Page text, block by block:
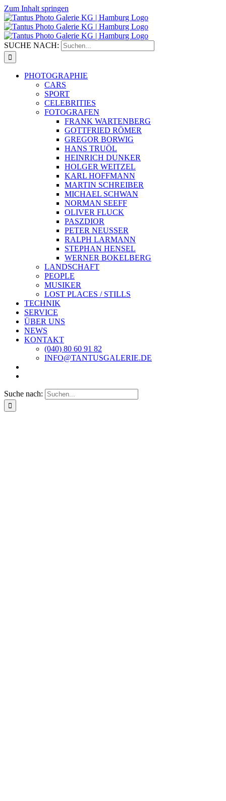
Zum Inhalt springen
SUCHE NACH:
PHOTOGRAPHIE
CARS
SPORT
CELEBRITIES
FOTOGRAFEN
FRANK WARTENBERG
GOTTFRIED RÖMER
GREGOR BORWIG
HANS TRUÖL
HEINRICH DUNKER
HOLGER WEITZEL
KARL HOFFMANN
MARTIN SCHREIBER
MICHAEL SCHWAN
NORMAN SEEFF
OLIVER FLUCK
PASZDIOR
PETER NEUSSER
RALPH LARMANN
STEPHAN HENSEL
WERNER BOKELBERG
LANDSCHAFT
PEOPLE
MUSIKER
LOST PLACES / STILLS
TECHNIK
SERVICE
ÜBER UNS
NEWS
KONTAKT
(040) 80 60 91 82
INFO@TANTUSGALERIE.DE
Suche nach: